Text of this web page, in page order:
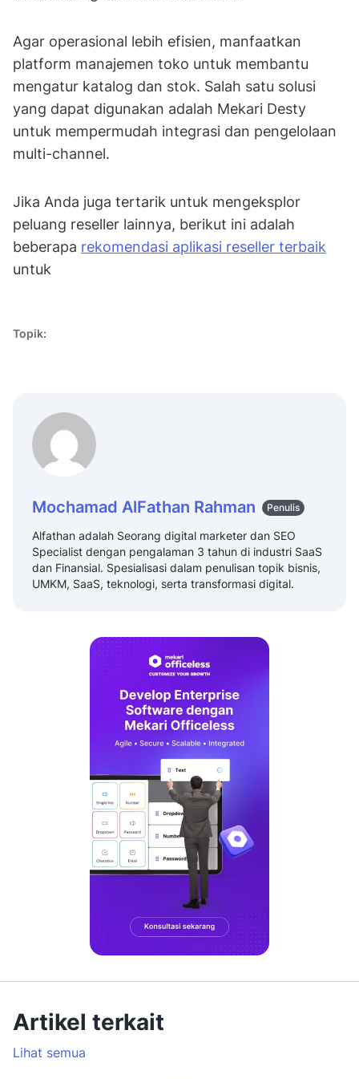
Agar operasional lebih efisien, manfaatkan
platform manajemen toko untuk membantu
mengatur katalog dan stok. Salah satu solusi
yang dapat digunakan adalah Mekari Desty
untuk mempermudah integrasi dan pengelolaan
multi-channel.
Jika Anda juga tertarik untuk mengeksplor
peluang reseller lainnya, berikut ini adalah
beberapa rekomendasi aplikasi reseller terbaik
untuk
Topik:
Mochamad AlFathan Rahman Penulis
Alfathan adalah Seorang digital marketer dan SEO
Specialist dengan pengalaman 3 tahun di industri SaaS
dan Finansial. Spesialisasi dalam penulisan topik bisnis,
UMKM, SaaS, teknologi, serta transformasi digital.
Artikel terkait
Lihat semua